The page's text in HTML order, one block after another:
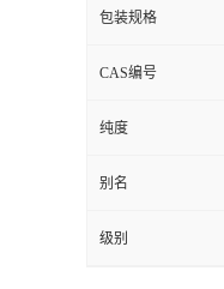
包装规格
CAS编号
纯度
别名
级别